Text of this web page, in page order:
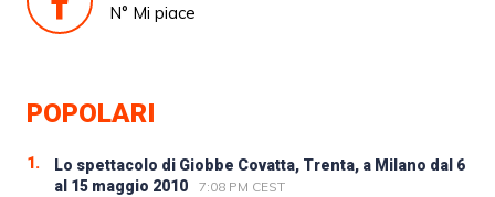
N° Mi piace
POPOLARI
1.
Lo spettacolo di Giobbe Covatta, Trenta, a Milano dal 6
al 15 maggio 2010
7:08 PM CEST